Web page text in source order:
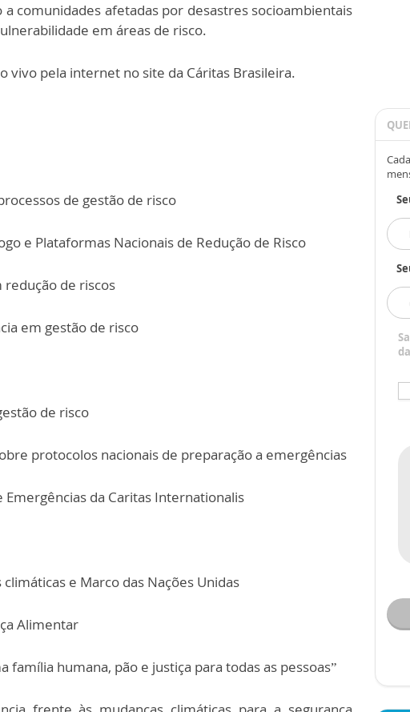
comunidades afetadas por desastres socioambientais
em áreas de risco.
vivo pela internet no site da Cáritas Brasileira.
de gestão de risco
e Plataformas Nacionais de Redução de Risco
redução de riscos
em gestão de risco
de risco
protocolos nacionais de preparação a emergências
da Caritas Internationalis
e Marco das Nações Unidas
Alimentar
família humana, pão e justiça para todas as pessoas”